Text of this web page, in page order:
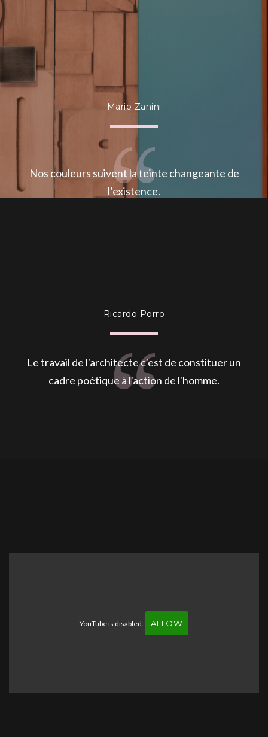
Mario Zanini
Nos couleurs suivent la teinte changeante de
l’existence.
Ricardo Porro
Le travail de l'architecte c'est de constituer un
cadre poétique à l'action de l'homme.
YouTube is disabled. ALLOW